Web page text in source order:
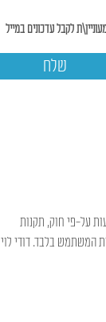
שלח
על-פי חוק, תקנות
המשתמש בלבד. דודי לוי